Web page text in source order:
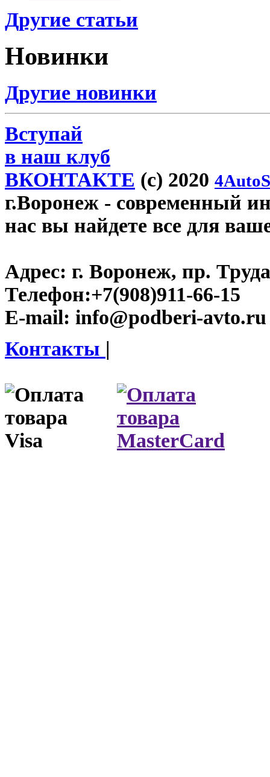
Другие статьи
Новинки
Другие новинки
Вступай
в наш клуб
ВКОНТАКТЕ (c) 2020
г.Воронеж - современный
нас вы найдете все для
Адрес: г. Воронеж, пр.
Телефон:+7(908)911-66-15
E-mail: info@podberi-avto.ru
Контакты |